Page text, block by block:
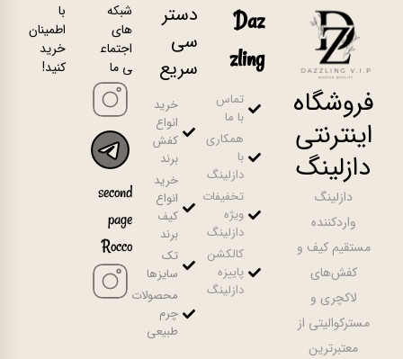
فروشگاه
اینترنتی
دازلینگ
دازلینگ
واردکننده
مستقیم کیف و
کفش‌های
لاکچری و
مسترکوالیتی از
معتبرترین
Daz
zling
تماس
با ما
همکاری
با
دازلینگ
تخفیفات
ویژه
دازلینگ
کالکشن
پاییزه
دازلینگ
دستر
سی
سریع
خرید
انواع
کفش
برند
خرید
انواع
کیف
برند
تک
سایزها
محصولات
چرم
طبیعی
شبکه
های
اجتماع
ی ما
second
page
Rocco
با
اطمینان
خرید
کنید!